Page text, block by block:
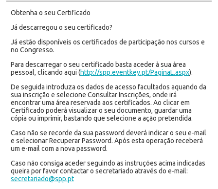
Obtenha o seu Certificado
Já descarregou o seu certificado?
Já estão disponíveis os certificados de participação nos cursos e
no Congresso.
Para descarregar o seu certificado basta aceder à sua área
pessoal, clicando aqui (http://spp.eventkey.pt/PaginaL.aspx).
De seguida introduza os dados de acesso facultados aquando da
sua inscrição e selecione Consultar Inscrições, onde irá
encontrar uma área reservada aos certificados. Ao clicar em
Certificado poderá visualizar o seu documento, guardar uma
cópia ou imprimir, bastando que selecione a ação pretendida.
Caso não se recorde da sua password deverá indicar o seu e-mail
e selecionar Recuperar Password. Após esta operação receberá
um e-mail com a nova password.
Caso não consiga aceder seguindo as instruções acima indicadas
queira por favor contactar o secretariado através do e-mail:
secretariado@spp.pt